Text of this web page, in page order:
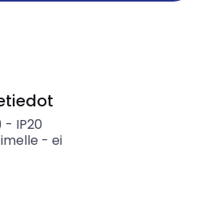
- IP20
- ei